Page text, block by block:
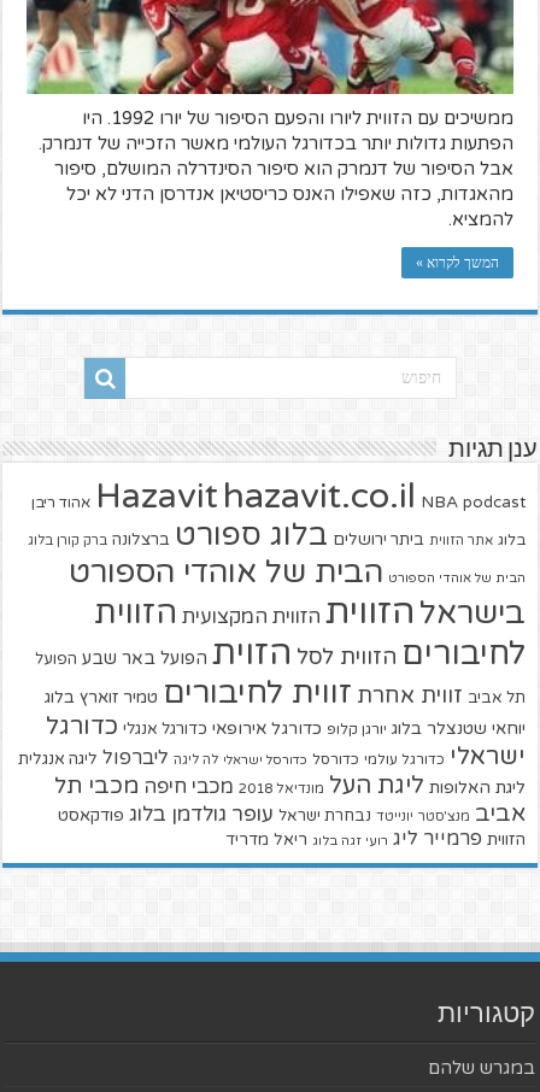
ממשיכים עם הזווית ליורו והפעם הסיפור של יורו 1992. היו
הפתעות גדולות יותר בכדורגל העולמי מאשר הזכייה של דנמרק.
אבל הסיפור של דנמרק הוא סיפור הסינדרלה המושלם, סיפור
מהאגדות, כזה שאפילו האנס כריסטיאן אנדרסן הדני לא יכל
להמציא.
המשך לקרוא »
ענן תגיות
Hazavit hazavit.co.il NBA podcast אהוד ריבן
בלוג אתר הזווית ביתר ירושלים בלוג ספורט ברצלונה ברק קורן בלוג
הבית של אוהדי הספורט הבית של אוהדי הספורט
בישראל הזווית הזווית המקצועית הזווית
לחיבורים הזווית לסל הזוית הפועל באר שבע הפועל
תל אביב זווית אחרת זווית לחיבורים טמיר זוארץ בלוג
יוחאי שטנצלר בלוג יורגן קלופ כדורגל אירופאי כדורגל אנגלי כדורגל
ישראלי כדורגל עולמי כדורסל כדורסל ישראלי לה ליגה ליברפול ליגה אנגלית
ליגת האלופות ליגת העל מונדיאל 2018 מכבי חיפה מכבי תל
אביב מנצ'סטר יונייטד נבחרת ישראל עופר גולדמן בלוג פודקאסט
הזווית פרמייר ליג רועי זגה בלוג ריאל מדריד
קטגוריות
במגרש שלהם